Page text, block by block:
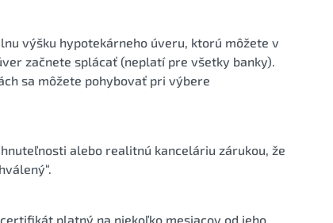
výšku hypotekárneho úveru, ktorú môžete v
začnete splácať (neplatí pre všetky banky).
sa môžete pohybovať pri výbere
alebo realitnú kanceláriu zárukou, že
platný na niekoľko mesiacov od jeho